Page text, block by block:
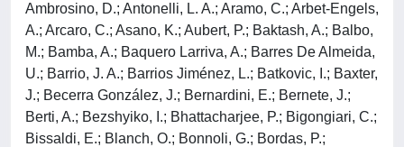
Ambrosino, D.; Antonelli, L. A.; Aramo, C.; Arbet-Engels,
A.; Arcaro, C.; Asano, K.; Aubert, P.; Baktash, A.; Balbo,
M.; Bamba, A.; Baquero Larriva, A.; Barres De Almeida,
U.; Barrio, J. A.; Barrios Jiménez, L.; Batkovic, I.; Baxter,
J.; Becerra González, J.; Bernardini, E.; Bernete, J.;
Berti, A.; Bezshyiko, I.; Bhattacharjee, P.; Bigongiari, C.;
Bissaldi, E.; Blanch, O.; Bonnoli, G.; Bordas, P.;